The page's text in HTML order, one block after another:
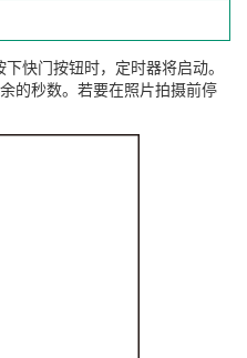
快门按钮时，定时器将启动。
的秒数。若要在照片拍摄前停